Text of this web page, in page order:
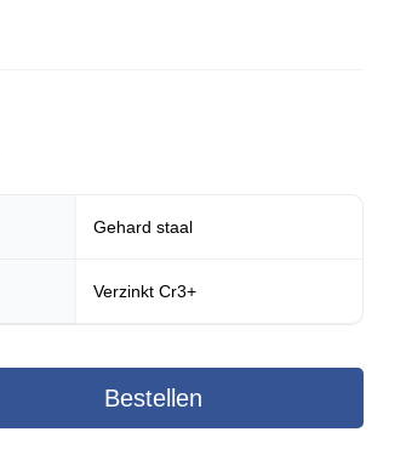
Gehard staal
Verzinkt Cr3+
Bestellen